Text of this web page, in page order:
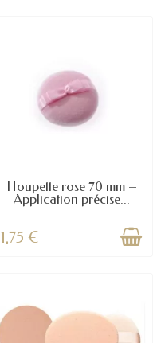
Houpette rose 70 mm –
Application précise...
1,75 €